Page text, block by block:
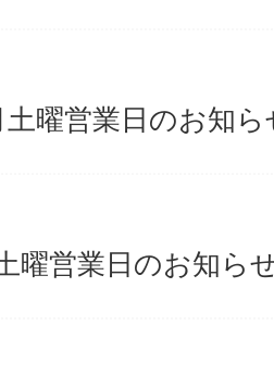
土曜営業日のお知ら
曜営業日のお知ら